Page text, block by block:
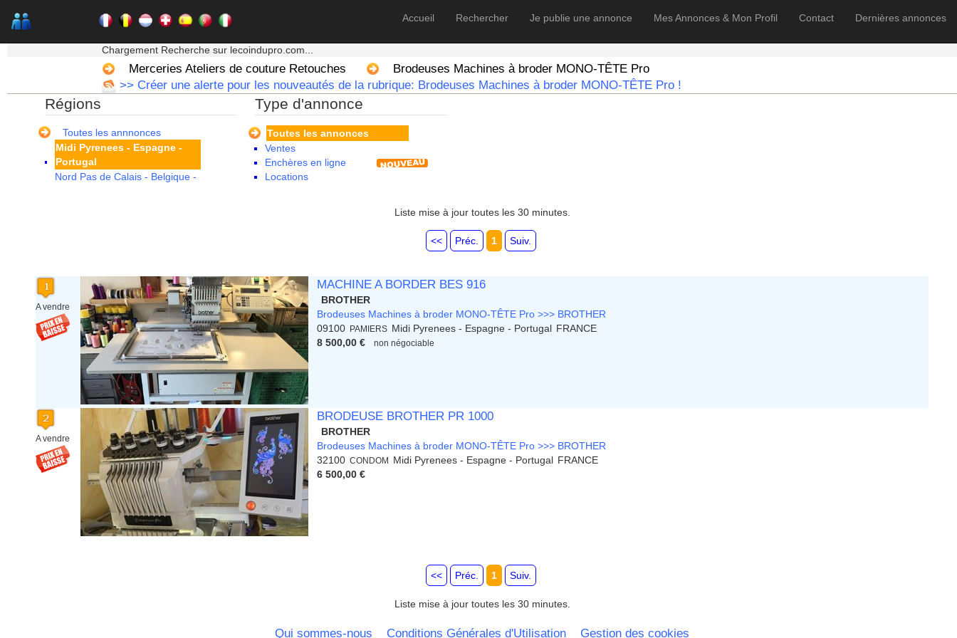
Accueil Rechercher Je publie une annonce Mes Annonces & Mon Profil Contact
Dernières annonces
Chargement Recherche sur lecoindupro.com...
Merceries Ateliers de couture Retouches
Brodeuses Machines à broder MONO-TÊTE Pro
>> Créer une alerte pour les nouveautés de la rubrique: Brodeuses Machines à broder MONO-TÊTE Pro !
Régions
Toutes les annnonces
Ile de France
La Réunion
Languedoc Roussillon
Lorraine
Martinique
Mayotte
Midi Pyrenees - Espagne -
Portugal
Nord Pas de Calais - Belgique -
Italie
Rhone Alpes
Type d'annonce
Toutes les annonces
Ventes
Enchères en ligne
Locations
Liste mise à jour toutes les 30 minutes.
<< Préc. 1 Suiv.
A vendre
MACHINE A BORDER BES 916
BROTHER
Brodeuses Machines à broder MONO-TÊTE Pro >>> BROTHER
09100
PAMIERS Midi Pyrenees - Espagne - Portugal FRANCE
8 500,00 €
non négociable
A vendre
BRODEUSE BROTHER PR 1000
BROTHER
Brodeuses Machines à broder MONO-TÊTE Pro >>> BROTHER
32100 CONDOM Midi Pyrenees - Espagne - Portugal FRANCE
6 500,00 €
<< Préc. 1 Suiv.
Liste mise à jour toutes les 30 minutes.
Qui sommes-nous Conditions Générales d'Utilisation Gestion des cookies